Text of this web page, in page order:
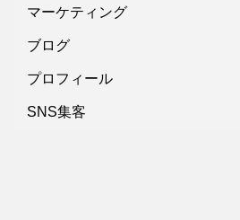
マーケティング
ブログ
プロフィール
SNS集客